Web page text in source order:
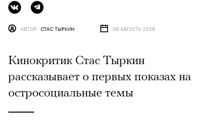
АВТОР СТАС ТЫРКИН 06 АВГУСТА 2026
Кинокритик Стас Тыркин
рассказывает о первых показах на
остросоциальные темы